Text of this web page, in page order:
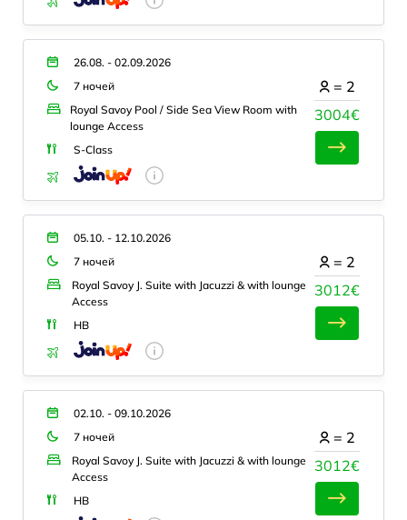
26.08. - 02.09.2026
7 ночей
Royal Savoy Pool / Side Sea View Room with
lounge Access
S-Class
3004€
= 2
05.10. - 12.10.2026
7 ночей
Royal Savoy J. Suite with Jacuzzi & with lounge
Access
HB
3012€
= 2
02.10. - 09.10.2026
7 ночей
Royal Savoy J. Suite with Jacuzzi & with lounge
Access
HB
3012€
= 2